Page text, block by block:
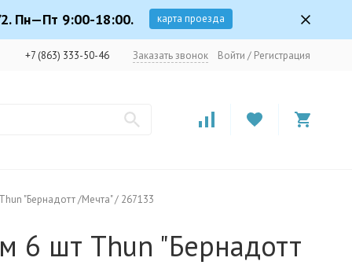
Пн—Пт 9:00-18:00. карта проезда
+7 (863) 333-50-46 Заказать звонок Войти / Регистрация
"Бернадотт /Мечта" / 267133
6 шт Thun "Бернадотт